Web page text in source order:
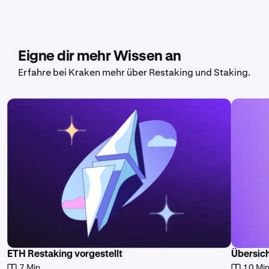
Eigne dir mehr Wissen an
Erfahre bei Kraken mehr über Restaking und Staking.
ETH Restaking vorgestellt